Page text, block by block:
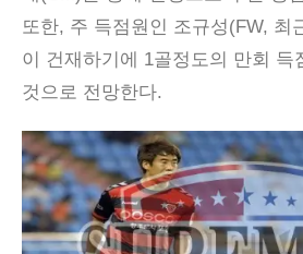
또한, 주 득점원인 조규성(FW, 최
이 건재하기에 1골정도의 만회 득
것으로 전망한다.